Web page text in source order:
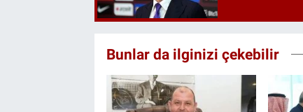
Bunlar da ilginizi çekebilir